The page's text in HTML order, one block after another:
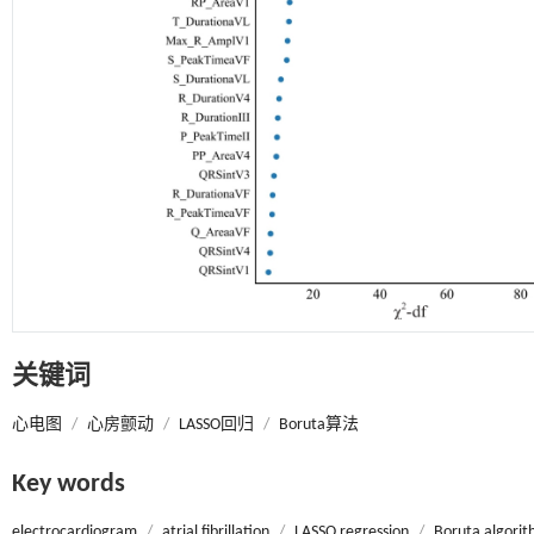
关键词
心电图 / 心房颤动 / LASSO回归 / Boruta算法
Key words